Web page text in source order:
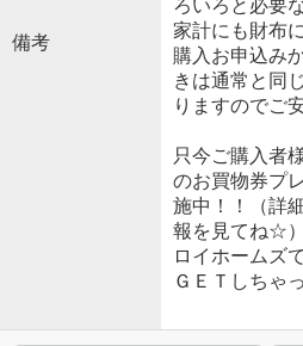
備考
ろいろと必要
家計にも財布
購入お申込み
きは通常と同
りますのでご
只今ご購入者
のお買物券プ
施中！！（詳
報を見てね☆
ロイホームズ
ＧＥＴしちゃ